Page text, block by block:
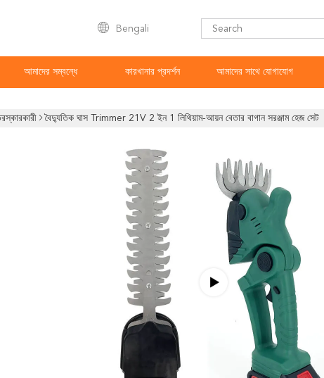
Bengali
আমাদের সম্বন্ধে কারখানার প্রদর্শন আমাদের সাথে যোগাযোগ
বৈদ্যুতিক ঘাস Trimmer 21V 2 ইন 1 লিথিয়াম-আয়ন বেতার বাগান সরঞ্জাম হেজ সেট